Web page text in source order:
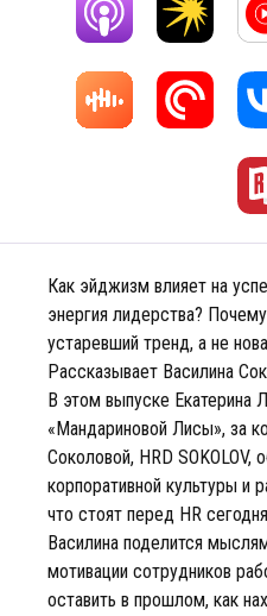
Как эйджизм влияет на
энергия лидерства?
устаревший тренд, а не
Рассказывает Василина
В этом выпуске Екатерина
«Мандариновой Лисы», за
Соколовой, HRD SOKOLOV,
корпоративной культуры и
что стоят перед HR
Василина поделится
мотивации сотрудников
оставить в прошлом, как